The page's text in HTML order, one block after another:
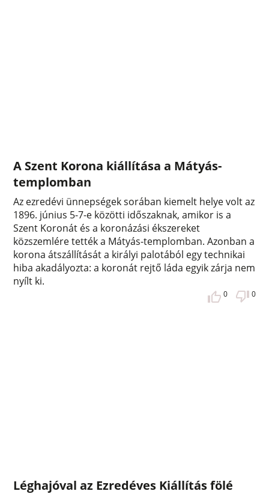
A Szent Korona kiállítása a Mátyás-
templomban
Az ezredévi ünnepségek sorában kiemelt helye volt az
1896. június 5-7-e közötti időszaknak, amikor is a
Szent Koronát és a koronázási ékszereket
közszemlére tették a Mátyás-templomban. Azonban a
korona átszállítását a királyi palotából egy technikai
hiba akadályozta: a koronát rejtő láda egyik zárja nem
nyílt ki.
0 0
Léghajóval az Ezredéves Kiállítás fölé